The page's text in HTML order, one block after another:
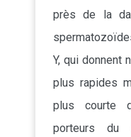
près de la
Y, qui donnent
plus rapides
plus courte
porteurs du